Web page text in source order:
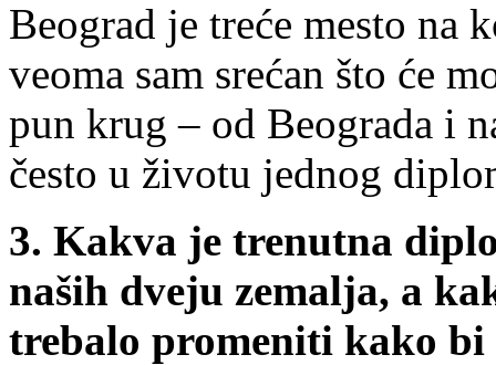
Beograd je treće mesto na
veoma sam srećan što će
pun krug – od Beograda i
često u životu jednog
3. Kakva je trenutna
naših dveju zemalja, a
trebalo promeniti kako bi